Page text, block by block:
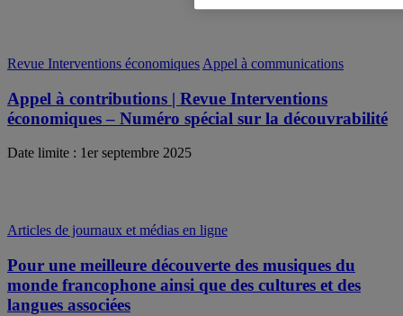
Revue Interventions économiques Appel à communications
Appel à contributions | Revue Interventions
économiques – Numéro spécial sur la découvrabilité
Date limite : 1er septembre 2025
Articles de journaux et médias en ligne
Pour une meilleure découverte des musiques du
monde francophone ainsi que des cultures et des
langues associées